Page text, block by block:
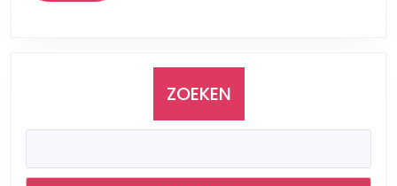
ZOEKEN